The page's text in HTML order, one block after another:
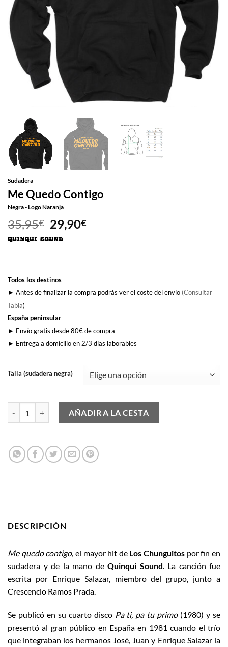
Sudadera
Me Quedo Contigo
Negra - Logo Naranja
35,95€ El
precio
29,90€El
Todos los destinos
► Antes de finalizar la compra podrás ver el coste del envío (Consultar
Tabla)
España peninsular
► Envío gratis desde 80€ de compra
► Entrega a domicilio en 2/3 días laborables
Talla (sudadera negra)
Me Quedo Contigo cantidadAÑADIR A LA CESTA
DESCRIPCIÓN
Me quedo contigo, el mayor hit de Los Chunguitos por fin en
sudadera y de la mano de Quinqui Sound. La canción fue
escrita por Enrique Salazar, miembro del grupo, junto a
Crescencio Ramos Prada.
Se publicó en su cuarto disco Pa ti, pa tu primo (1980) y se
presentó al gran público en España en 1981 cuando el trío
que integraban los hermanos José, Juan y Enrique Salazar la